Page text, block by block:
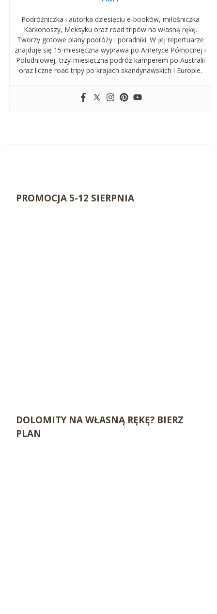
Podróżniczka i autorka dziesięciu e-booków, miłośniczka
Karkonoszy, Meksyku oraz road tripów na własną rękę.
Tworzy gotowe plany podróży i poradniki. W jej repertuarze
znajduje się 15-miesięczna wyprawa po Ameryce Północnej i
Południowej, trzy-miesięczna podróż kamperem po Australii
oraz liczne road tripy po krajach skandynawskich i Europie.
PROMOCJA 5-12 SIERPNIA
DOLOMITY NA WŁASNĄ RĘKĘ? BIERZ
PLAN